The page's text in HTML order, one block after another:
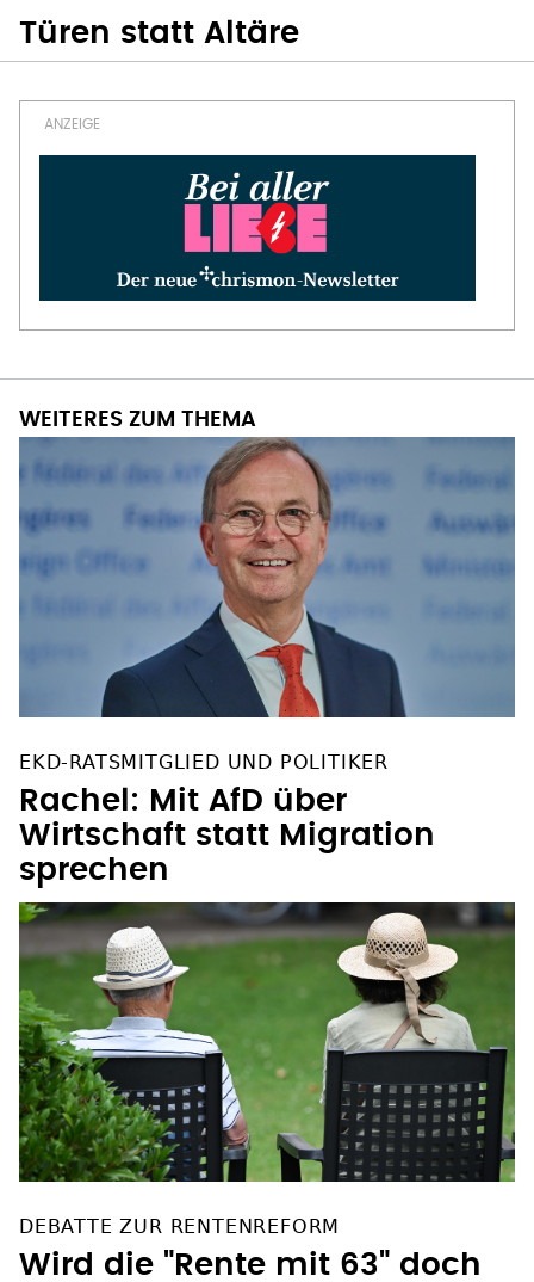
Türen statt Altäre
WEITERES ZUM THEMA
EKD-RATSMITGLIED UND POLITIKER
Rachel: Mit AfD über
Wirtschaft statt Migration
sprechen
DEBATTE ZUR RENTENREFORM
Wird die "Rente mit 63" doch